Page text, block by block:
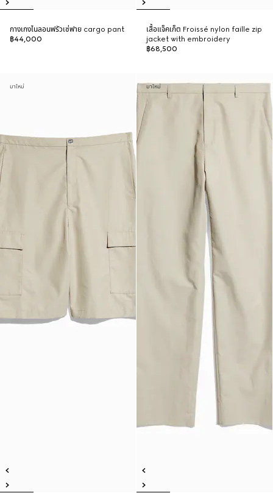
กางเกงไนลอนฟรัวเซ่ฟาย cargo pant
฿44,000
เสื้อแจ็คเก็ต Froissé nylon faille zip
jacket with embroidery
฿68,500
มาใหม่ มาใหม่